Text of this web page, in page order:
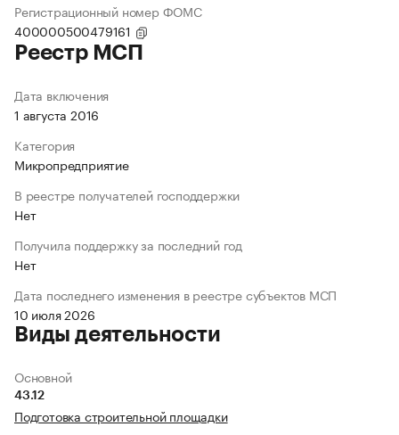
Регистрационный номер ФОМС
400000500479161
Реестр МСП
Дата включения
1 августа 2016
Категория
Микропредприятие
В реестре получателей господдержки
Нет
Получила поддержку за последний год
Нет
Дата последнего изменения в реестре субъектов МСП
10 июля 2026
Виды деятельности
Основной
43.12
Подготовка строительной площадки